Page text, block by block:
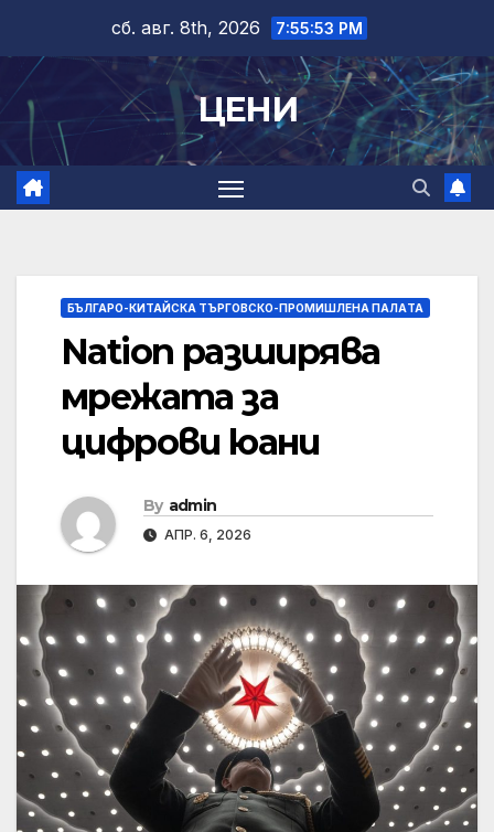
content
сб. авг. 8th, 2026 7:55:54 PM
ЦЕНИ
БЪЛГАРО-КИТАЙСКА ТЪРГОВСКО-ПРОМИШЛЕНА ПАЛAТА
Nation разширява
мрежата за
цифрови юани
By admin
АПР. 6, 2026